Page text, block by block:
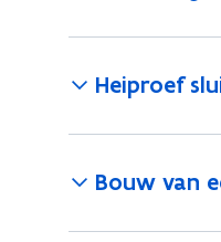
Heiproef
Bouw van